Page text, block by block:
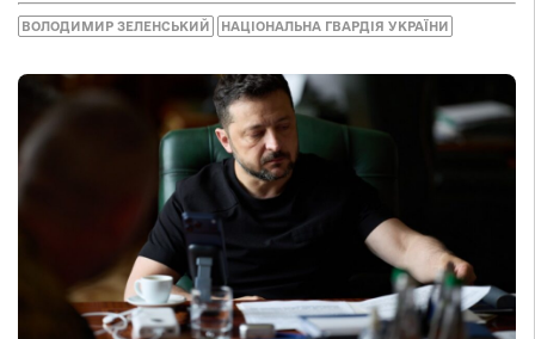
ВОЛОДИМИР ЗЕЛЕНСЬКИЙ НАЦІОНАЛЬНА ГВАРДІЯ УКРАЇНИ